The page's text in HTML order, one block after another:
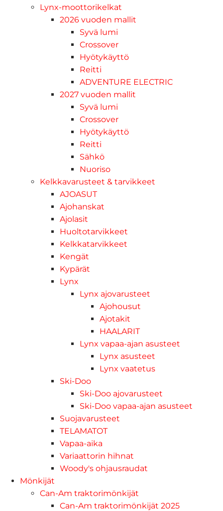
Lynx-moottorikelkat
2026 vuoden mallit
Syvä lumi
Crossover
Hyötykäyttö
Reitti
ADVENTURE ELECTRIC
2027 vuoden mallit
Syvä lumi
Crossover
Hyötykäyttö
Reitti
Sähkö
Nuoriso
Kelkkavarusteet & tarvikkeet
AJOASUT
Ajohanskat
Ajolasit
Huoltotarvikkeet
Kelkkatarvikkeet
Kengät
Kypärät
Lynx
Lynx ajovarusteet
Ajohousut
Ajotakit
HAALARIT
Lynx vapaa-ajan asusteet
Lynx asusteet
Lynx vaatetus
Ski-Doo
Ski-Doo ajovarusteet
Ski-Doo vapaa-ajan asusteet
Suojavarusteet
TELAMATOT
Vapaa-aika
Variaattorin hihnat
Woody's ohjausraudat
Mönkijät
Can-Am traktorimönkijät
Can-Am traktorimönkijät 2025